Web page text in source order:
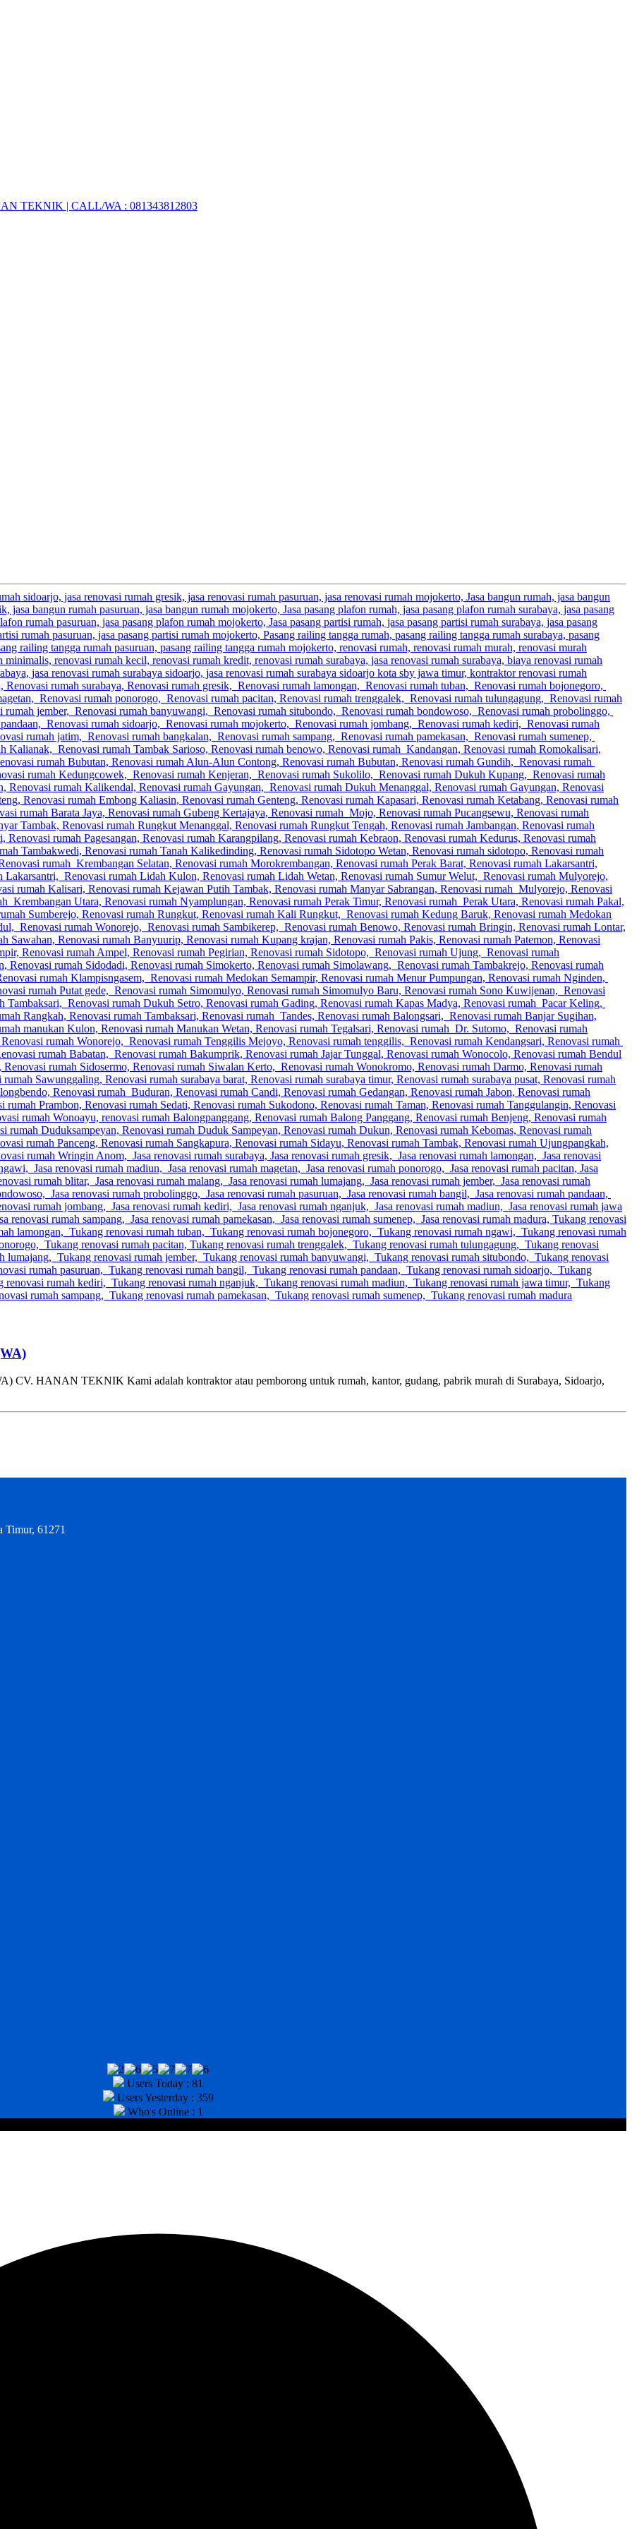
HANAN TEKNIK Kami adalah kontraktor atau pemborong untuk rumah, kantor, gudang, pabrik murah di Surabaya, Sidoarjo,
Timur, 61271
Users Today : 81
Users Yesterday : 359
Who's Online : 1